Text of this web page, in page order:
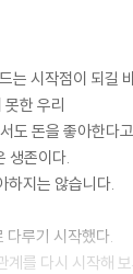
는 시작점이 되길
한 우리
도 돈을 좋아한다
생존이다.
하지는 않습니다.
다루기 시작했다.
계를 다시 시작해